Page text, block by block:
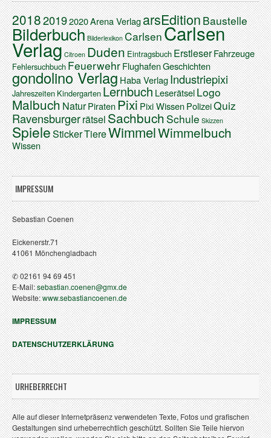
201820192020Arena VerlagarsEditionBaustelle
Bilderbuch Bilderlexikon CarlsenCarlsen
Verlag Citroen DudenEintragsbuchErstleserFahrzeuge
FehlersuchbuchFeuerwehrFlughafenGeschichten
gondolino VerlagHaba VerlagIndustriepixi
JahreszeitenKindergartenLernbuchLeserätselLogo
MalbuchNaturPiratenPixiPixi WissenPolizeiQuiz
RavensburgerrätselSachbuchSchule Skizzen
SpieleStickerTiereWimmelWimmelbuch
Wissen
IMPRESSUM
Sebastian Coenen
Eickenerstr.71
41061 Mönchengladbach
✆ 02161 94 69 451
E-Mail:sebastian.coenen@gmx.de
Website:www.sebastiancoenen.de
IMPRESSUM
DATENSCHUTZERKLÄRUNG
URHEBERRECHT
Alle auf dieser Internetpräsenz verwendeten Texte, Fotos und grafischen
Gestaltungen sind urheberrechtlich geschützt. Sollten Sie Teile hiervon